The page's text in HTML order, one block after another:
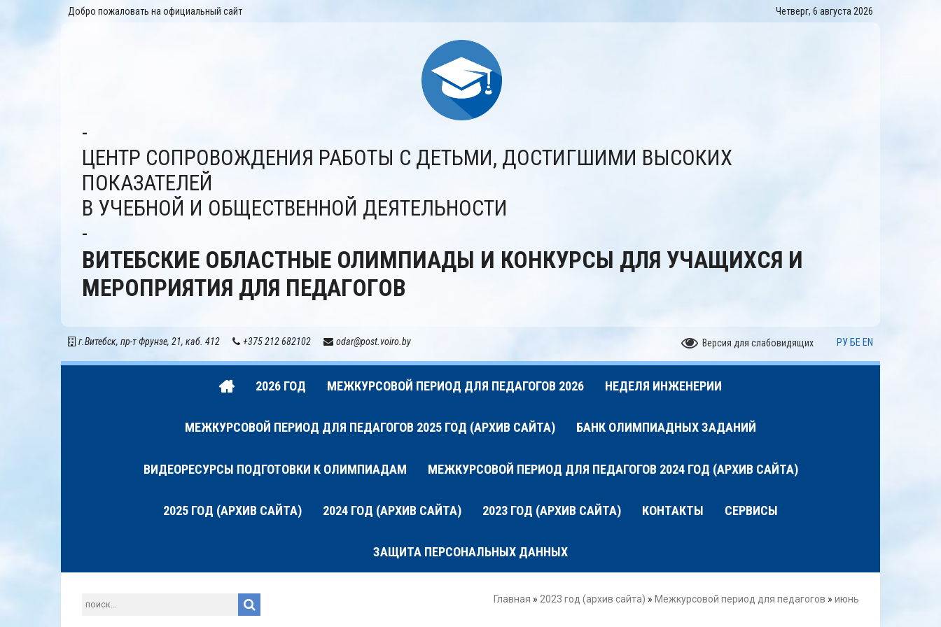
Добро пожаловать на официальный сайт Четверг, 6 августа 2026
-
ЦЕНТР СОПРОВОЖДЕНИЯ РАБОТЫ С ДЕТЬМИ, ДОСТИГШИМИ ВЫСОКИХ
ПОКАЗАТЕЛЕЙ
В УЧЕБНОЙ И ОБЩЕСТВЕННОЙ ДЕЯТЕЛЬНОСТИ
-
ВИТЕБСКИЕ ОБЛАСТНЫЕ ОЛИМПИАДЫ И КОНКУРСЫ ДЛЯ УЧАЩИХСЯ И
МЕРОПРИЯТИЯ ДЛЯ ПЕДАГОГОВ
г.Витебск, пр-т Фрунзе, 21, каб. 412 +375 212 682102 odar@post.voiro.by Версия для слабовидящих РУ БЕ EN
2026 ГОД МЕЖКУРСОВОЙ ПЕРИОД ДЛЯ ПЕДАГОГОВ 2026 НЕДЕЛЯ ИНЖЕНЕРИИ
МЕЖКУРСОВОЙ ПЕРИОД ДЛЯ ПЕДАГОГОВ 2025 ГОД (АРХИВ САЙТА) БАНК ОЛИМПИАДНЫХ ЗАДАНИЙ
ВИДЕОРЕСУРСЫ ПОДГОТОВКИ К ОЛИМПИАДАМ МЕЖКУРСОВОЙ ПЕРИОД ДЛЯ ПЕДАГОГОВ 2024 ГОД (АРХИВ САЙТА)
2025 ГОД (АРХИВ САЙТА) 2024 ГОД (АРХИВ САЙТА) 2023 ГОД (АРХИВ САЙТА) КОНТАКТЫ СЕРВИСЫ
ЗАЩИТА ПЕРСОНАЛЬНЫХ ДАННЫХ
Главная » 2023 год (архив сайта) » Межкурсовой период для педагогов » июнь